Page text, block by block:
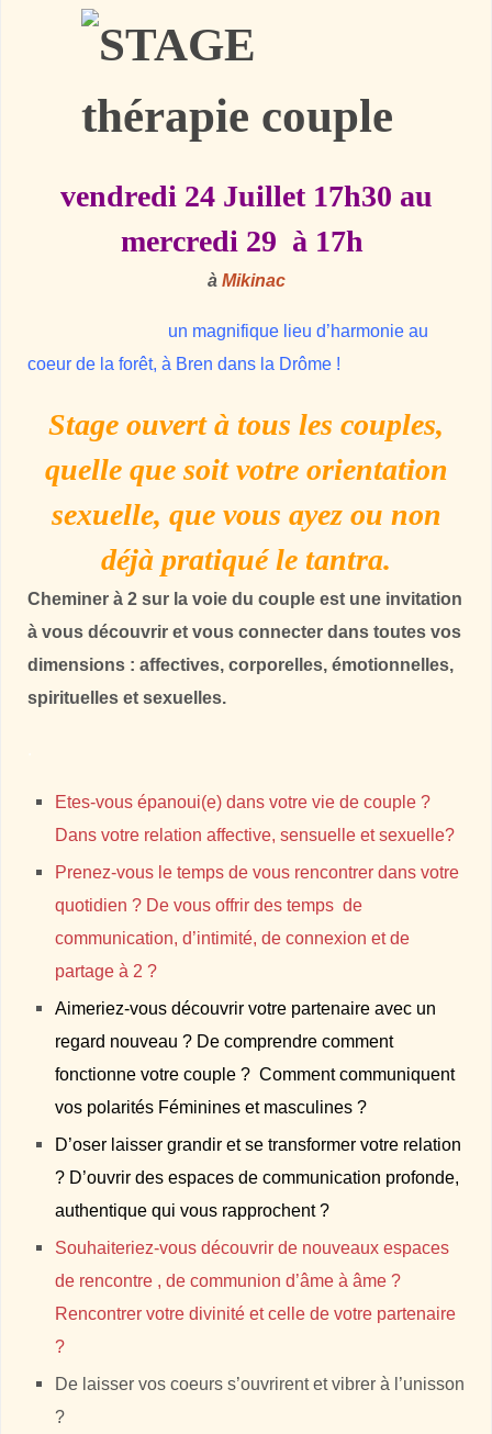
vendredi 24 Juillet 17h30 au
mercredi 29 à 17h
à Mikinac
un magnifique lieu d’harmonie au
coeur de la forêt, à Bren dans la Drôme !
Stage ouvert à tous les couples,
quelle que soit votre orientation
sexuelle, que vous ayez ou non
déjà pratiqué le tantra.
Cheminer à 2 sur la voie du couple est une invitation
à vous découvrir et vous connecter dans toutes vos
dimensions : affectives, corporelles, émotionnelles,
spirituelleset sexuelles.
Etes-vous épanoui(e) dans votre vie de couple ?
Dans votre relation affective, sensuelle et sexuelle?
Prenez-vous le temps de vous rencontrer dans votre
quotidien ? De vous offrir des temps de
communication, d’intimité, de connexion et de
partage à 2 ?
Aimeriez-vous découvrir votre partenaire avec un
regard nouveau ? De comprendre comment
fonctionne votre couple ? Comment communiquent
vos polarités Féminines et masculines ?
D’oser laisser grandir et se transformer votre relation
? D’ouvrir des espaces de communication profonde,
authentique qui vous rapprochent ?
Souhaiteriez-vous découvrir de nouveaux espaces
de rencontre , de communion d’âme à âme ?
Rencontrer votre divinité et celle de votre partenaire
?
De laisser vos coeurs s’ouvrirent et vibrer à l’unisson
?